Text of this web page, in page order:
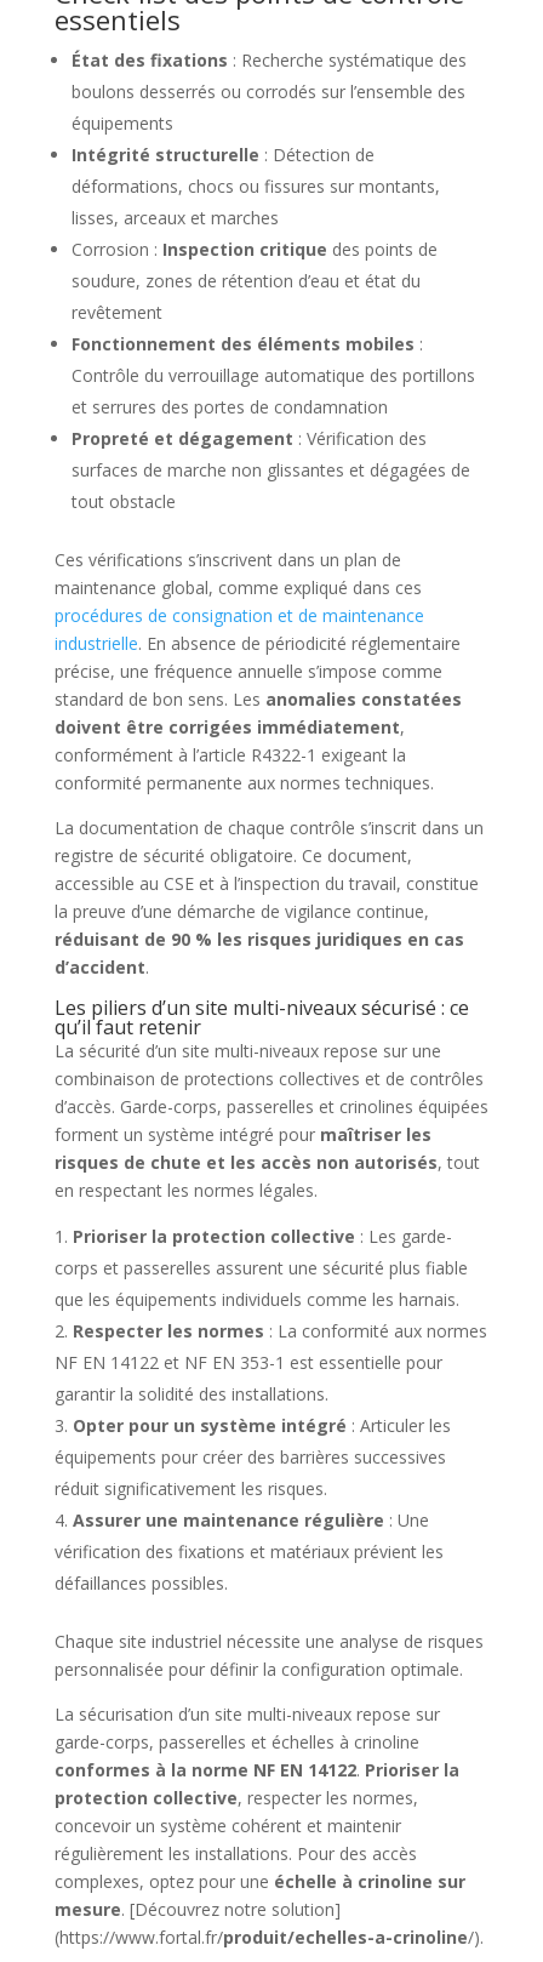
essentiels
État des fixations : Recherche systématique des
boulons desserrés ou corrodés sur l’ensemble des
équipements
Intégrité structurelle : Détection de
déformations, chocs ou fissures sur montants,
lisses, arceaux et marches
Corrosion : Inspection critique des points de
soudure, zones de rétention d’eau et état du
revêtement
Fonctionnement des éléments mobiles :
Contrôle du verrouillage automatique des portillons
et serrures des portes de condamnation
Propreté et dégagement : Vérification des
surfaces de marche non glissantes et dégagées de
tout obstacle
Ces vérifications s’inscrivent dans un plan de
maintenance global, comme expliqué dans ces
procédures de consignation et de maintenance
industrielle. En absence de périodicité réglementaire
précise, une fréquence annuelle s’impose comme
standard de bon sens. Les anomalies constatées
doivent être corrigées immédiatement,
conformément à l’article R4322-1 exigeant la
conformité permanente aux normes techniques.
La documentation de chaque contrôle s’inscrit dans un
registre de sécurité obligatoire. Ce document,
accessible au CSE et à l’inspection du travail, constitue
la preuve d’une démarche de vigilance continue,
réduisant de 90 % les risques juridiques en cas
d’accident.
Les piliers d’un site multi-niveaux sécurisé : ce
qu’il faut retenir
La sécurité d’un site multi-niveaux repose sur une
combinaison de protections collectives et de contrôles
d’accès. Garde-corps, passerelles et crinolines équipées
forment un système intégré pour maîtriser les
risques de chute et les accès non autorisés, tout
en respectant les normes légales.
Prioriser la protection collective : Les garde-
corps et passerelles assurent une sécurité plus fiable
que les équipements individuels comme les harnais.
Respecter les normes : La conformité aux normes
NF EN 14122 et NF EN 353-1 est essentielle pour
garantir la solidité des installations.
Opter pour un système intégré : Articuler les
équipements pour créer des barrières successives
réduit significativement les risques.
Assurer une maintenance régulière : Une
vérification des fixations et matériaux prévient les
défaillances possibles.
Chaque site industriel nécessite une analyse de risques
personnalisée pour définir la configuration optimale.
La sécurisation d’un site multi-niveaux repose sur
garde-corps, passerelles et échelles à crinoline
conformes à la norme NF EN 14122. Prioriser la
protection collective, respecter les normes,
concevoir un système cohérent et maintenir
régulièrement les installations. Pour des accès
complexes, optez pour une échelle à crinoline sur
mesure. [Découvrez notre solution]
(https://www.fortal.fr/produit/echelles-a-crinoline/).